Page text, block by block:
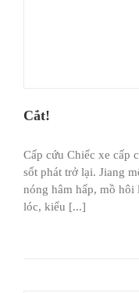
Cắt!
Cấp cứu Chiếc xe cấp
sốt phát trở lại. Jiang
nóng hâm hấp, mồ hôi
lóc, kiểu [...]